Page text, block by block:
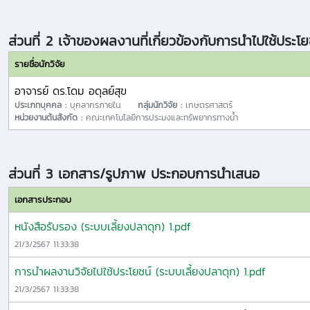
ส่วนที่ 2 เจ้าของผลงานที่เกี่ยวข้องกับการนำไปใช้ประโ
รายชื่อนักวิจัย
อาจารย์ ดร.โดม อดุลย์สุข
ประเภทบุคคล : บุคลากรภายใน กลุ่มนักวิจัย : เกษตรศาสตร์
หน่วยงานต้นสังกัด : คณะเทคโนโลยีการประมงและทรัพยากรทางน้ำ
ส่วนที่ 3 เอกสาร/รูปภาพ ประกอบการนำเสนอ
เอกสารประกอบ
หนังสือรับรอง (ระบบเลี้ยงปลาดุก) 1.pdf
21/3/2567 11:33:38
การนำผลงานวิจัยไปใช้ประโยชน์ (ระบบเลี้ยงปลาดุก) 1.pdf
21/3/2567 11:33:38